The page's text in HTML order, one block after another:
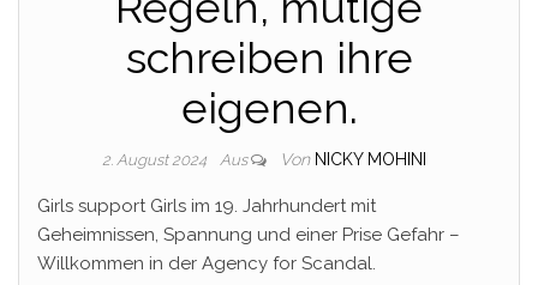
schreiben ihre
eigenen.
2. August 2024 Aus Von NICKY MOHINI
Girls support Girls im 19. Jahrhundert mit
Geheimnissen, Spannung und einer Prise Gefahr –
Willkommen in der Agency for Scandal.